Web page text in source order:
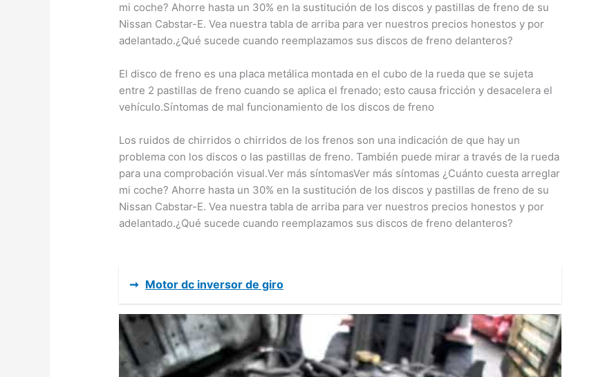
mi coche? Ahorre hasta un 30% en la sustitución de los discos y pastillas de freno de su
Nissan Cabstar-E. Vea nuestra tabla de arriba para ver nuestros precios honestos y por
adelantado.¿Qué sucede cuando reemplazamos sus discos de freno delanteros?
El disco de freno es una placa metálica montada en el cubo de la rueda que se sujeta
entre 2 pastillas de freno cuando se aplica el frenado; esto causa fricción y desacelera el
vehículo.Síntomas de mal funcionamiento de los discos de freno
Los ruidos de chirridos o chirridos de los frenos son una indicación de que hay un
problema con los discos o las pastillas de freno. También puede mirar a través de la rueda
para una comprobación visual.Ver más síntomasVer más síntomas ¿Cuánto cuesta arreglar
mi coche? Ahorre hasta un 30% en la sustitución de los discos y pastillas de freno de su
Nissan Cabstar-E. Vea nuestra tabla de arriba para ver nuestros precios honestos y por
adelantado.¿Qué sucede cuando reemplazamos sus discos de freno delanteros?
➞ Motor dc inversor de giro